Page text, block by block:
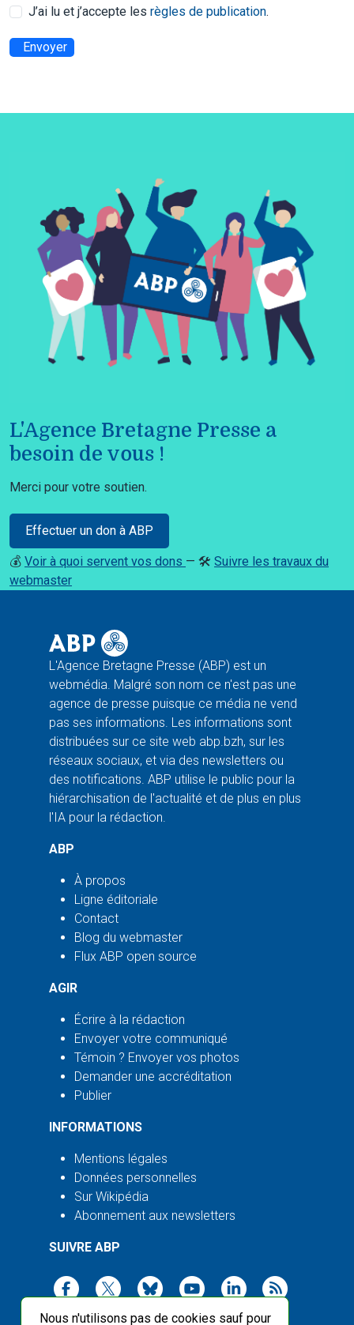
Nous n'utilisons pas de cookies sauf pour
J’ai lu et j’accepte les règles de publication.
Envoyer
L'Agence Bretagne Presse a
besoin de vous !
Merci pour votre soutien.
Effectuer un don à ABP
💰 Voir à quoi servent vos dons — 🛠️ Suivre les travaux du
webmaster
L'Agence Bretagne Presse (ABP) est un
webmédia. Malgré son nom ce n'est pas une
agence de presse puisque ce média ne vend
pas ses informations. Les informations sont
distribuées sur ce site web abp.bzh, sur les
réseaux sociaux, et via des newsletters ou
des notifications. ABP utilise le public pour la
hiérarchisation de l'actualité et de plus en plus
l'IA pour la rédaction.
ABP
À propos
Ligne éditoriale
Contact
Blog du webmaster
Flux ABP open source
AGIR
Écrire à la rédaction
Envoyer votre communiqué
Témoin ? Envoyer vos photos
Demander une accréditation
Publier
INFORMATIONS
Mentions légales
Données personnelles
Sur Wikipédia
Abonnement aux newsletters
SUIVRE ABP